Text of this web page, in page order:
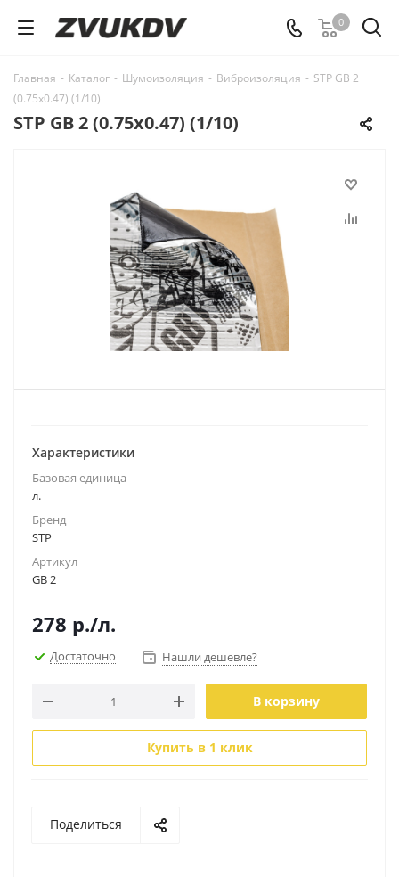
0
Главная - Каталог - Шумоизоляция - Виброизоляция - STP GB 2
(0.75x0.47) (1/10)
STP GB 2 (0.75x0.47) (1/10)
Характеристики
Базовая единица
л.
Бренд
STP
Артикул
GB 2
278 р./л.
Достаточно Нашли дешевле?
В корзину
Купить в 1 клик
Поделиться